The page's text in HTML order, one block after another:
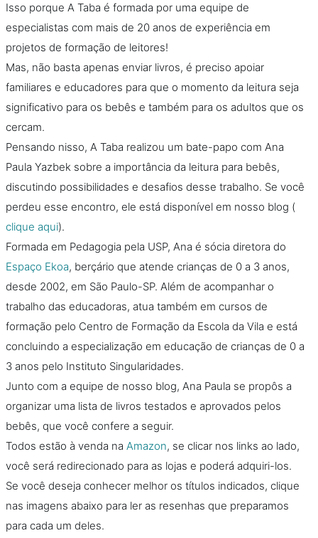
Isso porque A Taba é formada por uma equipe de
especialistas com mais de 20 anos de experiência em
projetos de formação de leitores!
Mas, não basta apenas enviar livros, é preciso apoiar
familiares e educadores para que o momento da leitura seja
significativo para os bebês e também para os adultos que os
cercam.
Pensando nisso, A Taba realizou um bate-papo com Ana
Paula Yazbek sobre a importância da leitura para bebês,
discutindo possibilidades e desafios desse trabalho. Se você
perdeu esse encontro, ele está disponível em nosso blog (
clique aqui).
Formada em Pedagogia pela USP, Ana é sócia diretora do
Espaço Ekoa, berçário que atende crianças de 0 a 3 anos,
desde 2002, em São Paulo-SP. Além de acompanhar o
trabalho das educadoras, atua também em cursos de
formação pelo Centro de Formação da Escola da Vila e está
concluindo a especialização em educação de crianças de 0 a
3 anos pelo Instituto Singularidades.
Junto com a equipe de nosso blog, Ana Paula se propôs a
organizar uma lista de livros testados e aprovados pelos
bebês, que você confere a seguir.
Todos estão à venda na Amazon, se clicar nos links ao lado,
você será redirecionado para as lojas e poderá adquiri-los.
Se você deseja conhecer melhor os títulos indicados, clique
nas imagens abaixo para ler as resenhas que preparamos
para cada um deles.